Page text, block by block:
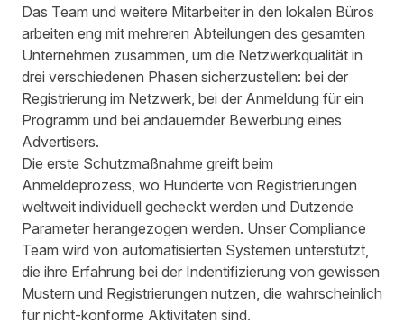
Das Team und weitere Mitarbeiter in den lokalen Büros
arbeiten eng mit mehreren Abteilungen des gesamten
Unternehmen zusammen, um die Netzwerkqualität in
drei verschiedenen Phasen sicherzustellen: bei der
Registrierung im Netzwerk, bei der Anmeldung für ein
Programm und bei andauernder Bewerbung eines
Advertisers.
Die erste Schutzmaßnahme greift beim
Anmeldeprozess, wo Hunderte von Registrierungen
weltweit individuell gecheckt werden und Dutzende
Parameter herangezogen werden. Unser Compliance
Team wird von automatisierten Systemen unterstützt,
die ihre Erfahrung bei der Indentifizierung von gewissen
Mustern und Registrierungen nutzen, die wahrscheinlich
für nicht-konforme Aktivitäten sind.